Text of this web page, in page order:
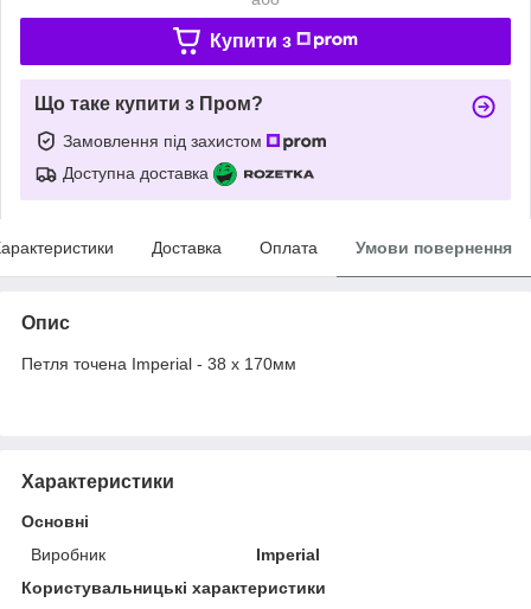
Купити з
Що таке купити з Пром?
Замовлення під захистом
Доступна доставка
Доставка Оплата Умови повернення
Опис
Петля точена Imperial - 38 x 170мм
Характеристики
Основні
Виробник
Imperial
Користувальницькі характеристики